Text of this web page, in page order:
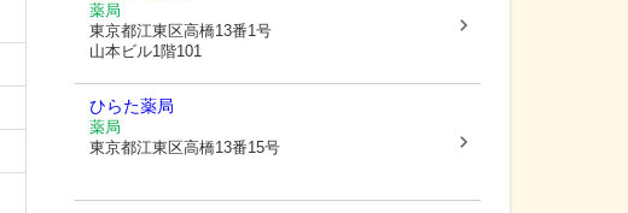
薬局
東京都江東区高橋13番1号
山本ビル1階101
ひらた薬局
薬局
東京都江東区高橋13番15号